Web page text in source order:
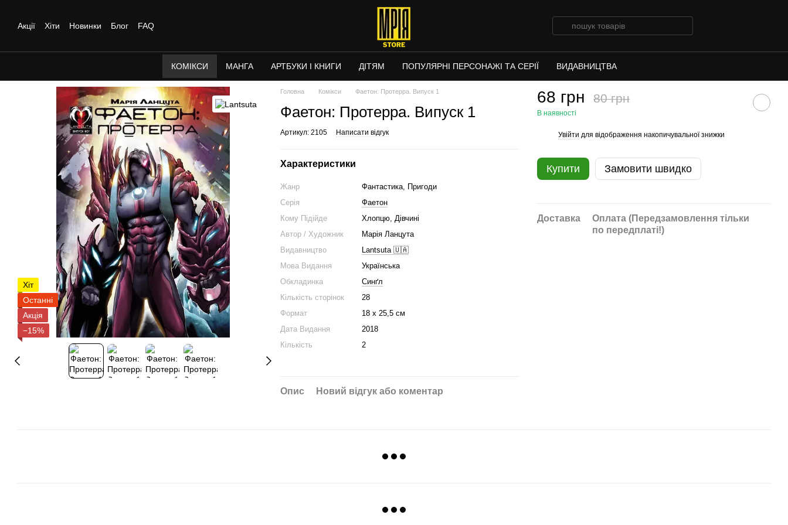
Акції
Хіти Новинки Блог FAQ
КОМІКСИ МАНГА АРТБУКИ І КНИГИ ДІТЯМ ПОПУЛЯРНІ ПЕРСОНАЖІ ТА СЕРІЇ ВИДАВНИЦТВА
Хіт
Останні
Акція
−15%
Головна Комікси Фаетон: Протерра. Випуск 1
Фаетон: Протерра. Випуск 1
Артикул: 2105 Написати відгук
Характеристики
Жанр
Фантастика, Пригоди
Серія
Фаетон
Кому Підійде
Хлопцю, Дівчині
Автор / Художник
Марія Ланцута
Видавництво
Lantsuta 🇺🇦
Мова Видання
Українська
Обкладинка
Синґл
Кількість сторінок
28
Формат
18 х 25,5 см
Дата Видання
2018
Кількість
2
Опис Новий відгук або коментар
68 грн 80 грн
В наявності
Увійти для відображення накопичувальної знижки
Купити Замовити швидко
Доставка
Оплата (Передзамовлення тільки
по передплаті!)